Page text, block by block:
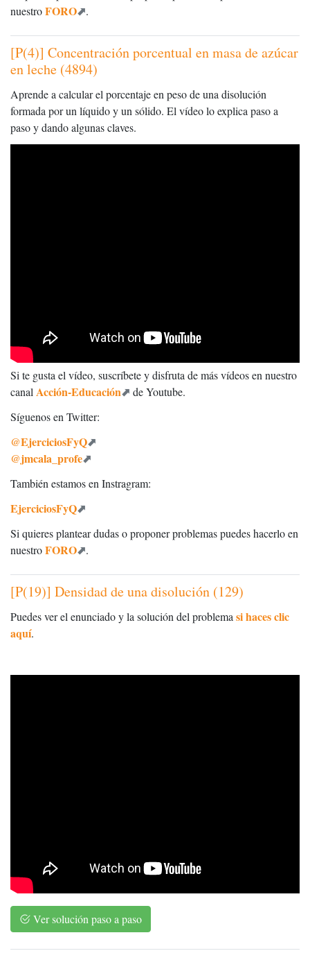
nuestroFORO .
[P(4)] Concentración porcentual en masa de azúcar
en leche (4894)
Aprende a calcular el porcentaje en peso de una disolución
formada por un líquido y un sólido. El vídeo lo explica paso a
paso y dando algunas claves.
Si te gusta el vídeo, suscríbete y disfruta de más vídeos en nuestro
canal Acción-Educación
de Youtube.
Síguenos en Twitter:
@EjerciciosFyQ
@jmcala_profe
También estamos en Instragram:
EjerciciosFyQ
Si quieres plantear dudas o proponer problemas puedes hacerlo en
nuestroFORO .
[P(19)] Densidad de una disolución (129)
Puedes ver el enunciado y la solución del problema si haces clic
aquí.
Ver solución paso a paso